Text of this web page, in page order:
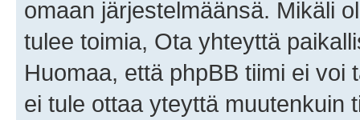
omaan järjestelmäänsä. Mikäli
tulee toimia, Ota yhteyttä
Huomaa, että phpBB tiimi ei
ei tule ottaa yteyttä muutenkuin